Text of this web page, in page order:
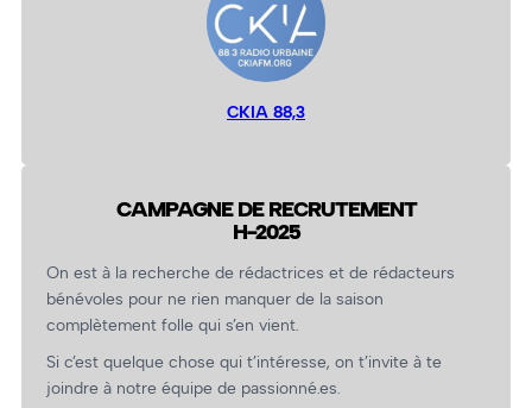
CKIA 88,3
CAMPAGNE DE RECRUTEMENT
H-2025
On est à la recherche de rédactrices et de rédacteurs
bénévoles pour ne rien manquer de la saison
complètement folle qui s’en vient.
Si c’est quelque chose qui t’intéresse, on t’invite à te
joindre à notre équipe de passionné.es.